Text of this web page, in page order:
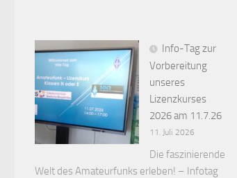
Info-Tag zur
Vorbereitung
unseres
Lizenzkurses
2026 am 11.7.26
11. Juli 2026
Die faszinierende
Welt des Amateurfunks erleben! – Infotag